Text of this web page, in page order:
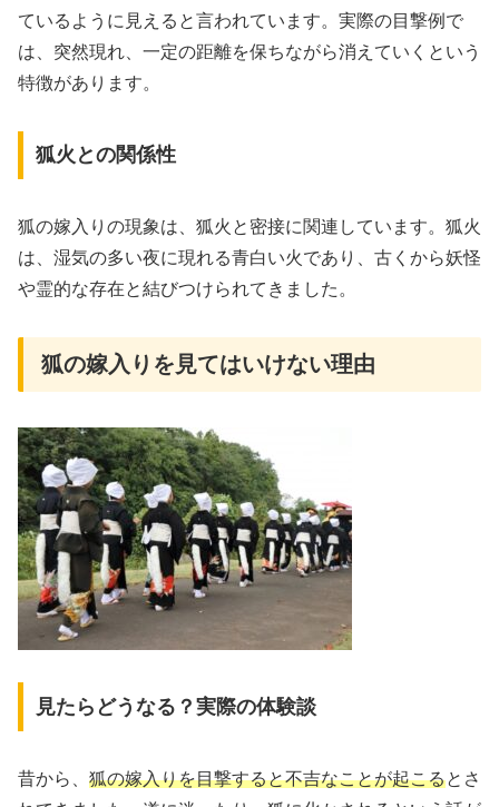
ているように見えると言われています。実際の目撃例で
は、突然現れ、一定の距離を保ちながら消えていくという
特徴があります。
狐火との関係性
狐の嫁入りの現象は、狐火と密接に関連しています。狐火
は、湿気の多い夜に現れる青白い火であり、古くから妖怪
や霊的な存在と結びつけられてきました。
狐の嫁入りを見てはいけない理由
見たらどうなる？実際の体験談
昔から、 狐の嫁入りを目撃すると不吉なことが起こるとさ